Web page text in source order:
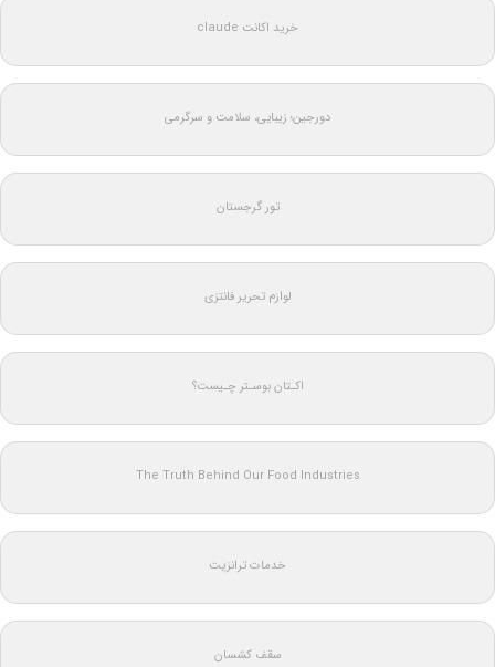
خرید اکانت claude
دورجین؛ زیبایی، سلامت و سرگرمی
تور گرجستان
لوازم تحریر فانتزی
اکـتان بوسـتر چـیست؟
The Truth Behind Our Food Industries
خدمات ترانزیت
سقف کشسان